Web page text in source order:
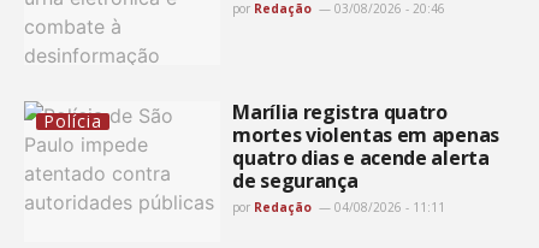
por Redação 03/08/2026 - 20:46
Polícia
Marília registra quatro
mortes violentas em apenas
quatro dias e acende alerta
de segurança
por Redação 04/08/2026 - 11:11